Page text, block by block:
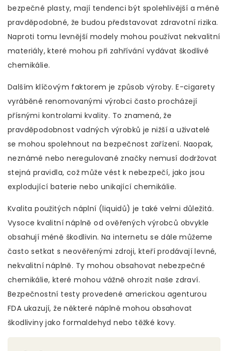
bezpečné plasty, mají tendenci být spolehlivější a méně
pravděpodobné, že budou představovat zdravotní rizika.
Naproti tomu levnější modely mohou používat nekvalitní
materiály, které mohou při zahřívání vydávat škodlivé
chemikálie.
Dalším klíčovým faktorem je způsob výroby. E-cigarety
vyráběné renomovanými výrobci často procházejí
přísnými kontrolami kvality. To znamená, že
pravděpodobnost vadných výrobků je nižší a uživatelé
se mohou spolehnout na bezpečnost zařízení. Naopak,
neznámé nebo neregulované značky nemusí dodržovat
stejná pravidla, což může vést k nebezpečí, jako jsou
explodující baterie nebo unikající chemikálie.
Kvalita použitých náplní (liquidů) je také velmi důležitá.
Vysoce kvalitní náplně od ověřených výrobců obvykle
obsahují méně škodlivin. Na internetu se dále můžeme
často setkat s neověřenými zdroji, kteří prodávají levné,
nekvalitní náplně. Ty mohou obsahovat nebezpečné
chemikálie, které mohou vážně ohrozit naše zdraví.
Bezpečnostní testy provedené americkou agenturou
FDA ukazují, že některé náplně mohou obsahovat
škodliviny jako formaldehyd nebo těžké kovy.